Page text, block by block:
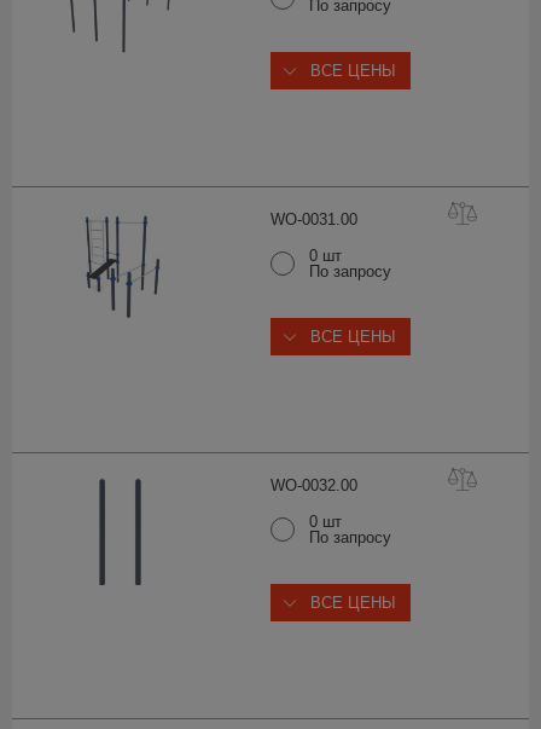
По запросу
ВСЕ ЦЕНЫ
WO-0031.00
0 шт
По запросу
ВСЕ ЦЕНЫ
WO-0032.00
0 шт
По запросу
ВСЕ ЦЕНЫ